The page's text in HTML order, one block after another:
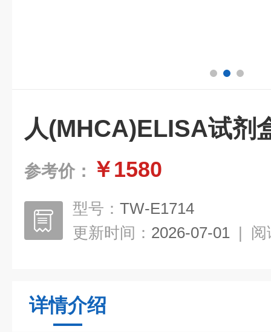
人(MHCA)ELISA试剂
参考价： ￥1580
型号： TW-E1714
更新时间： 2026-07-01 | 阅
详情介绍